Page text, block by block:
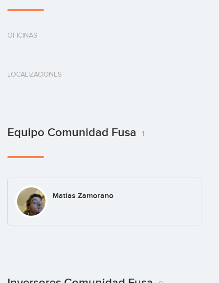
OFICINAS
LOCALIZACIONES
Equipo Comunidad Fusa 1
Matías Zamorano